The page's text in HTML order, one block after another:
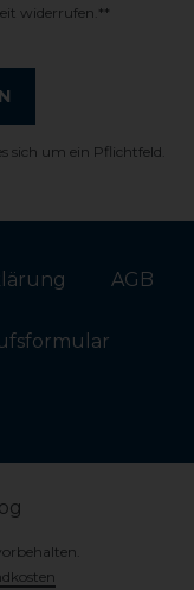
widerrufen.**
sich um ein Pflichtfeld.
AGB